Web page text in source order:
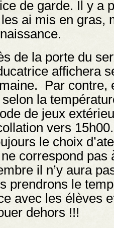
de garde. Il y a
ai mis en gras,
de la porte du
affichera
Par contre,
la
de jeux
vers
le choix
ne correspond pas
il n’y aura
prendrons le
avec les élèves
dehors !!!